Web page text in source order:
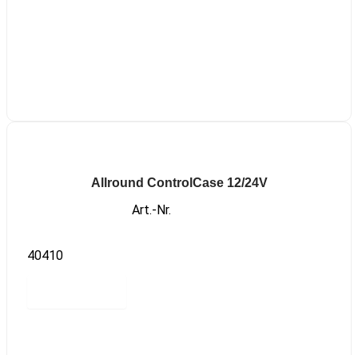
Allround ControlCase 12/24V
Art.-Nr.
40410